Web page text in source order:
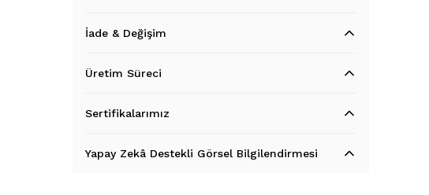
İade & Değişim
Üretim Süreci
Sertifikalarımız
Yapay Zekâ Destekli Görsel Bilgilendirmesi